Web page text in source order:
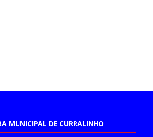
MUNICIPAL DE CURRALINHO